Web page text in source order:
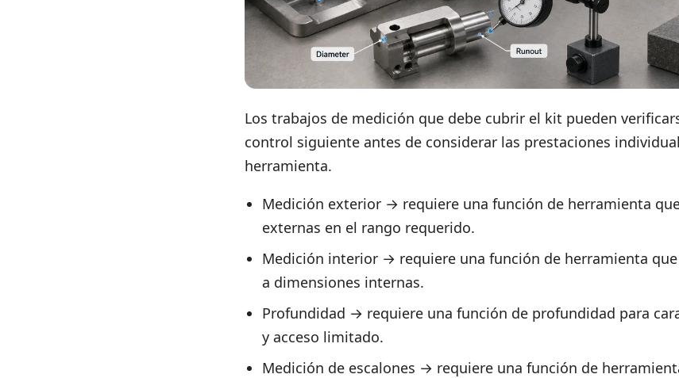
Los trabajos de medición que debe cubrir el kit pueden
control siguiente antes de considerar las prestaciones
herramienta.
Medición exterior → requiere una función de herramienta
externas en el rango requerido.
Medición interior → requiere una función de herramienta
a dimensiones internas.
Profundidad → requiere una función de profundidad para
y acceso limitado.
Medición de escalones → requiere una función de